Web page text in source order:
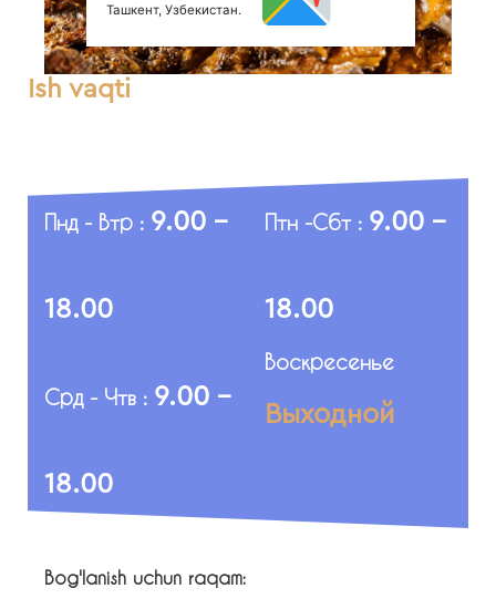
Ташкент, Узбекистан.
Ish vaqti
Пнд - Втр : 9.00 -
18.00
Срд - Чтв : 9.00 -
18.00
Птн -Сбт : 9.00 -
18.00
Воскресенье
Выходной
Bog'lanish uchun raqam: